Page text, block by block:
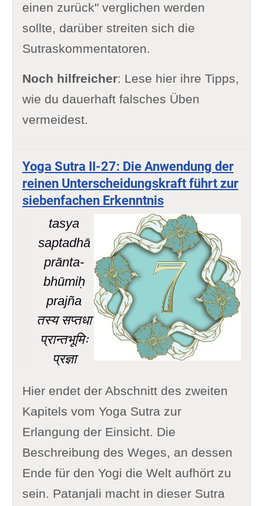
einen zurück" verglichen werden
sollte, darüber streiten sich die
Sutraskommentatoren.
Noch hilfreicher: Lese hier ihre Tipps,
wie du dauerhaft falsches Üben
vermeidest.
Yoga Sutra II-27: Die Anwendung der
reinen Unterscheidungskraft führt zur
siebenfachen Erkenntnis
tasya
saptadhā
prānta-
bhūmiḥ
prajña
तस्य सप्तधा
प्रान्तभूमिः
प्रज्ञा
Hier endet der Abschnitt des zweiten
Kapitels vom Yoga Sutra zur
Erlangung der Einsicht. Die
Beschreibung des Weges, an dessen
Ende für den Yogi die Welt aufhört zu
sein. Patanjali macht in dieser Sutra